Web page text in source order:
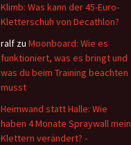
Klimb: Was kann der 45-Euro-
Kletterschuh von Decathlon?
ralf zu Moonboard: Wie es
funktioniert, was es bringt und
was du beim Training beachten
musst
Heimwand statt Halle: Wie
haben 4 Monate Spraywall mein
Klettern verändert? -